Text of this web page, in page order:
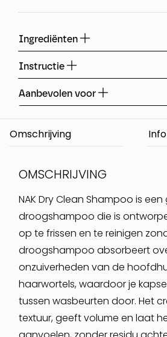
Ingrediënten
Instructie
Aanbevolen voor
Omschrijving
OMSCHRIJVING
NAK Dry Clean Shampoo is
droogshampoo die is
op te frissen en te reinigen
droogshampoo absorbeert
onzuiverheden van de
haarwortels, waardoor je
tussen wasbeurten door. Het
textuur, geeft volume en laat